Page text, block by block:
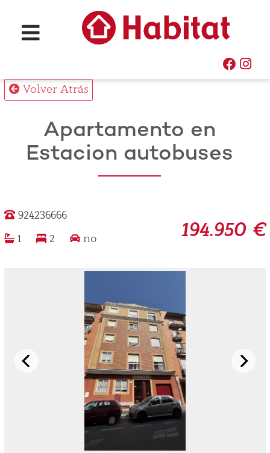
Volver Atrás
Apartamento en
Estacion autobuses
924236666
1 2 no 194.950 €